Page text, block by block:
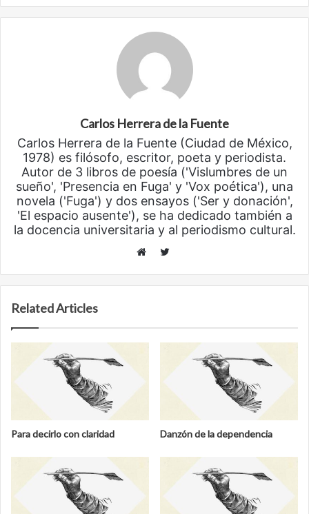
Carlos Herrera de la Fuente
Carlos Herrera de la Fuente (Ciudad de México,
1978) es filósofo, escritor, poeta y periodista.
Autor de 3 libros de poesía ('Vislumbres de un
sueño', 'Presencia en Fuga' y 'Vox poética'), una
novela ('Fuga') y dos ensayos ('Ser y donación',
'El espacio ausente'), se ha dedicado también a
la docencia universitaria y al periodismo cultural.
Twitter
Related Articles
Para decirlo con claridad Danzón de la dependencia